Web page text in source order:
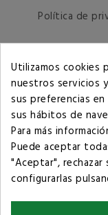
Política de
Utilizamos cookies
nuestros servicios
sus preferencias
sus hábitos de
Para más
Puede aceptar
"Aceptar",
configurarlas